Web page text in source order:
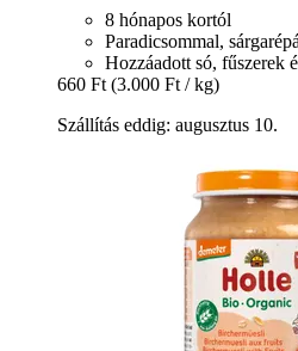
8 hónapos kortól
Paradicsommal,
Hozzáadott só, fűszerek
660 Ft (3.000 Ft / kg)
Szállítás eddig: augusztus 10.